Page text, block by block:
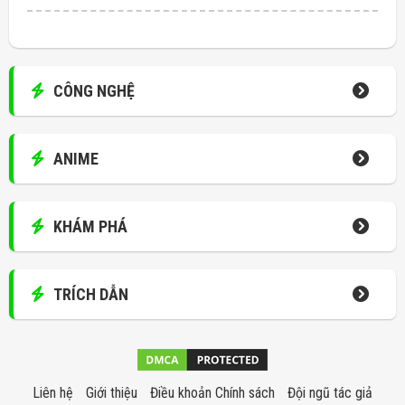
CÔNG NGHỆ
ANIME
KHÁM PHÁ
TRÍCH DẪN
Liên hệ Giới thiệu Điều khoản Chính sách Đội ngũ tác giả